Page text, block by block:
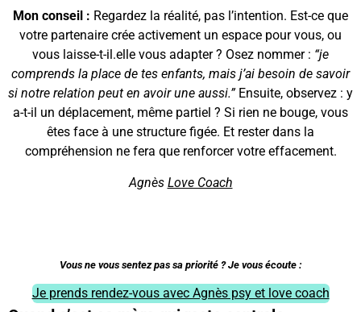
Mon conseil : Regardez la réalité, pas l’intention. Est-ce que
votre partenaire crée activement un espace pour vous, ou
vous laisse-t-il.elle vous adapter ? Osez nommer : “je
comprends la place de tes enfants, mais j’ai besoin de savoir
si notre relation peut en avoir une aussi.”Ensuite, observez : y
a-t-il un déplacement, même partiel ? Si rien ne bouge, vous
êtes face à une structure figée. Et rester dans la
compréhension ne fera que renforcer votre effacement.
Agnès Love Coach
Vous ne vous sentez pas sa priorité ? Je vous écoute :
Je prends rendez-vous avec Agnès psy et love coach